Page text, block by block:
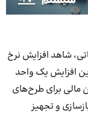
شاهد افزایش نرخ
10 درصد بودیم. این افزایش یک واحد
مالی برای طرح‌های
و تجهیز